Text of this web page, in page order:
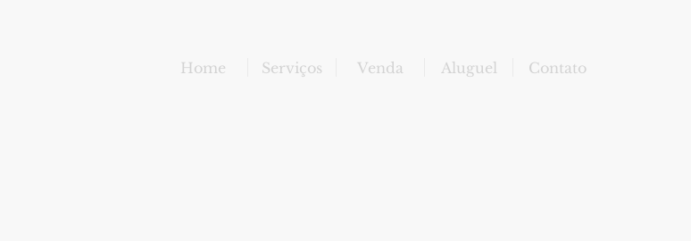
Home Serviços Venda Aluguel Contato